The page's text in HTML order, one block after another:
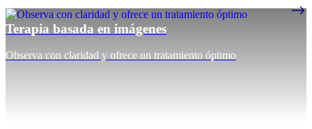
Terapia basada en imágenes
Observa con claridad y ofrece un tratamiento óptimo